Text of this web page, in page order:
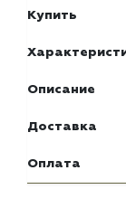
Купить
Описание
Доставка
Оплата